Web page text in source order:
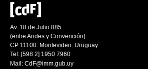
Av. 18 de Julio 885
(entre Andes y Convención)
CP 11100. Montevideo. Uruguay
Tel: [598 2] 1950 7960
Mail: CdF@imm.gub.uy